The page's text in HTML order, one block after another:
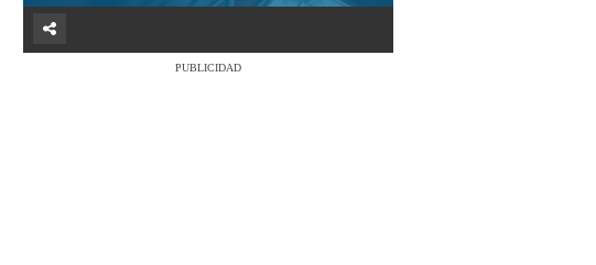
PUBLICIDAD